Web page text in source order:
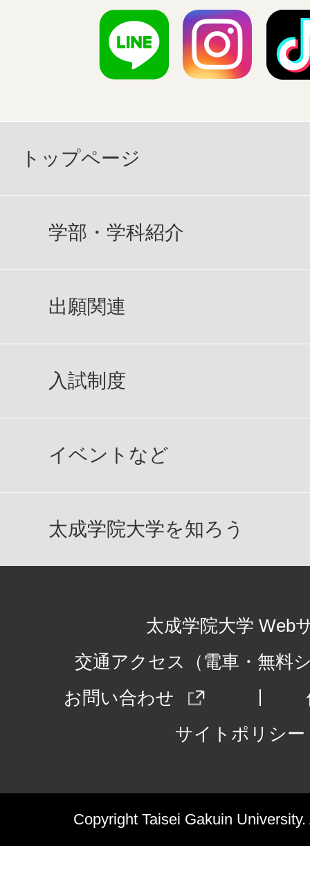
トップページ
学部・学科紹介
出願関連
入試制度
イベントなど
太成学院大学を知ろう
太成学院大学 Web
交通アクセス（電車・無料
お問い合わせ
サイトポリシー
Copyright Taisei Gakuin